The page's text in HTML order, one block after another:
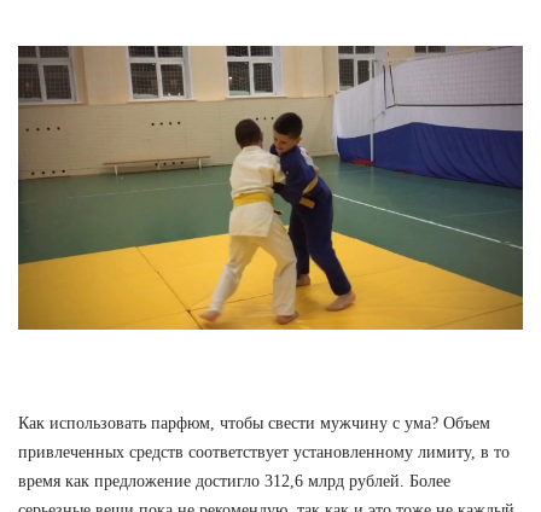
Как использовать парфюм, чтобы свести мужчину с ума? Объем
привлеченных средств соответствует установленному лимиту, в то
время как предложение достигло 312,6 млрд рублей. Более